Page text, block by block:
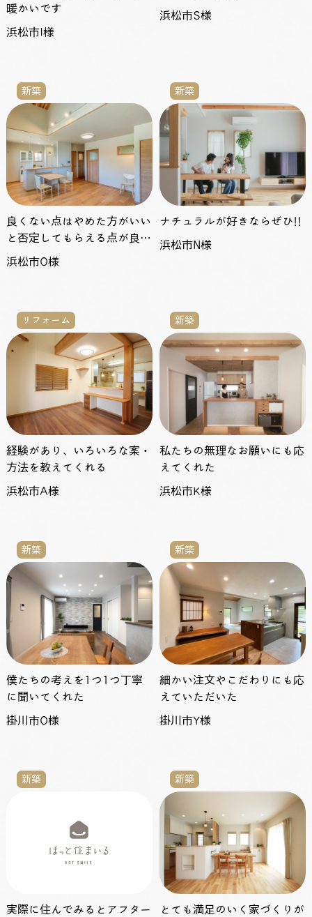
暖かいです
浜松市I様
浜松市S様
新築
良くない点はやめた方がいい
と否定してもらえる点が良か
った
浜松市O様
新築
ナチュラルが好きならぜひ!!
浜松市N様
リフォーム
経験があり、いろいろな案・
方法を教えてくれる
浜松市A様
新築
私たちの無理なお願いにも応
えてくれた
浜松市K様
新築
僕たちの考えを1つ1つ丁寧
に聞いてくれた
掛川市O様
新築
細かい注文やこだわりにも応
えていただいた
掛川市Y様
新築
実際に住んでみるとアフター
新築
とても満足のいく家づくりが